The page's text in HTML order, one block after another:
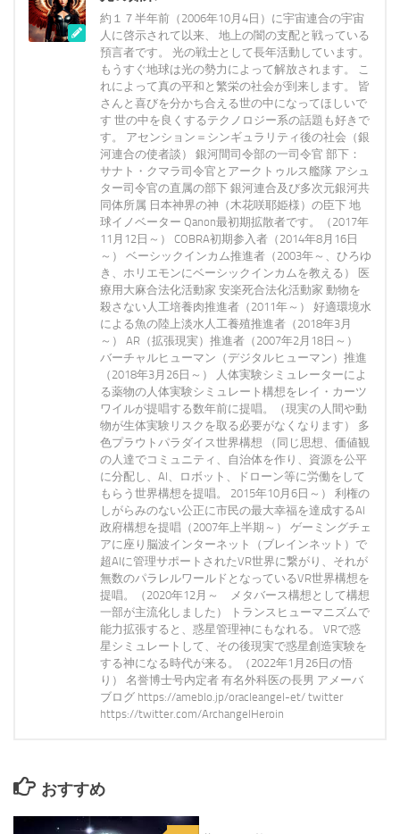
約１７半年前（2006年10月4日）に宇宙連合の宇宙
人に啓示されて以来、 地上の闇の支配と戦っている
預言者です。 光の戦士として長年活動しています。
もうすぐ地球は光の勢力によって解放されます。 こ
れによって真の平和と繁栄の社会が到来します。 皆
さんと喜びを分かち合える世の中になってほしいで
す 世の中を良くするテクノロジー系の話題も好きで
す。 アセンション＝シンギュラリティ後の社会（銀
河連合の使者談） 銀河間司令部の一司令官 部下：
サナト・クマラ司令官とアークトゥルス艦隊 アシュ
ター司令官の直属の部下 銀河連合及び多次元銀河共
同体所属 日本神界の神（木花咲耶姫様）の臣下 地
球イノベーター Qanon最初期拡散者です。（2017年
11月12日～） COBRA初期参入者（2014年8月16日
～） ベーシックインカム推進者（2003年～、ひろゆ
き、ホリエモンにベーシックインカムを教える） 医
療用大麻合法化活動家 安楽死合法化活動家 動物を
殺さない人工培養肉推進者（2011年～） 好適環境水
による魚の陸上淡水人工養殖推進者（2018年3月
～） AR（拡張現実）推進者（2007年2月18日～）
バーチャルヒューマン（デジタルヒューマン）推進
（2018年3月26日～） 人体実験シミュレーターによ
る薬物の人体実験シミュレート構想をレイ・カーツ
ワイルが提唱する数年前に提唱。（現実の人間や動
物が生体実験リスクを取る必要がなくなります） 多
色プラウトパラダイス世界構想 （同じ思想、価値観
の人達でコミュニティ、自治体を作り、資源を公平
に分配し、AI、ロボット、ドローン等に労働をして
もらう世界構想を提唱。 2015年10月6日～） 利権の
しがらみのない公正に市民の最大幸福を達成するAI
政府構想を提唱（2007年上半期～） ゲーミングチェ
アに座り脳波インターネット（ブレインネット）で
超AIに管理サポートされたVR世界に繋がり、それが
無数のパラレルワールドとなっているVR世界構想を
提唱。（2020年12月～ メタバース構想として構想
一部が主流化しました） トランスヒューマニズムで
能力拡張すると、惑星管理神にもなれる。 VRで惑
星シミュレートして、その後現実で惑星創造実験を
する神になる時代が来る。（2022年1月26日の悟
り） 名誉博士号内定者 有名外科医の長男 アメーバ
ブログ https://ameblo.jp/oracleangel-et/ twitter
https://twitter.com/ArchangelHeroin
おすすめ